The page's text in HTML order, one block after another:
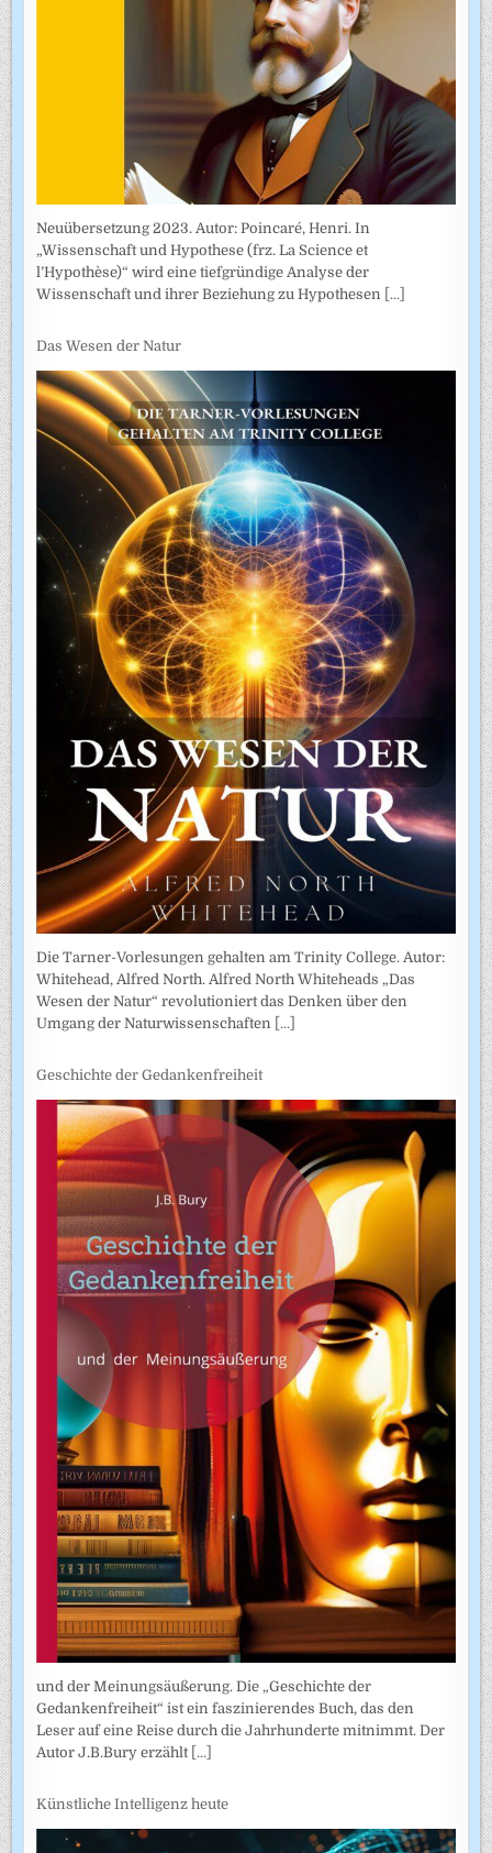
Neuübersetzung 2023. Autor: Poincaré, Henri. In
„Wissenschaft und Hypothese (frz. La Science et
l’Hypothèse)“ wird eine tiefgründige Analyse der
Wissenschaft und ihrer Beziehung zu Hypothesen [...]
Das Wesen der Natur
Die Tarner-Vorlesungen gehalten am Trinity College. Autor:
Whitehead, Alfred North. Alfred North Whiteheads „Das
Wesen der Natur“ revolutioniert das Denken über den
Umgang der Naturwissenschaften [...]
Geschichte der Gedankenfreiheit
und der Meinungsäußerung. Die „Geschichte der
Gedankenfreiheit“ ist ein faszinierendes Buch, das den
Leser auf eine Reise durch die Jahrhunderte mitnimmt. Der
Autor J.B.Bury erzählt [...]
Künstliche Intelligenz heute